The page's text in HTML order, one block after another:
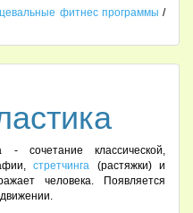
фитнес программы /
- сочетание классической,
стретчинга (растяжки) и
человека. Появляется